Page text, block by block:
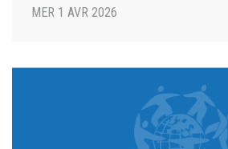
MER 1 AVR 2026